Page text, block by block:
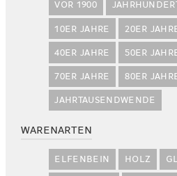
VOR 1900
10ER JAHRE 20ER
40ER JAHRE 50ER
70ER JAHRE 80ER
JAHRTAUSENDWENDE
WARENARTEN
ELFENBEIN HOLZ